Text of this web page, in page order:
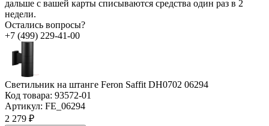
дальше с вашей карты списываются средства один раз в 2
недели.
Остались вопросы?
+7 (499) 229-41-00
Светильник на штанге Feron Saffit DH0702 06294
Код товара: 93572-01
Артикул: FE_06294
2 279 ₽